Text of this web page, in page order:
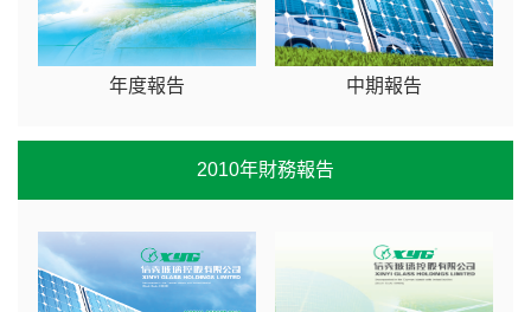
年度報告 中期報告
2010年財務報告